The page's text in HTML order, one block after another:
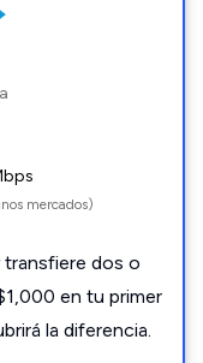
mercados)
dos o
en tu primer
la diferencia.